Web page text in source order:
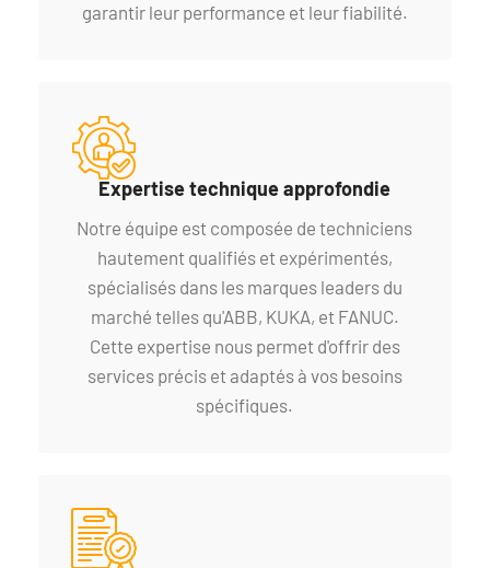
garantir leur performance et leur fiabilité.
Expertise technique approfondie
Notre équipe est composée de techniciens
hautement qualifiés et expérimentés,
spécialisés dans les marques leaders du
marché telles qu'ABB, KUKA, et FANUC.
Cette expertise nous permet d'offrir des
services précis et adaptés à vos besoins
spécifiques.